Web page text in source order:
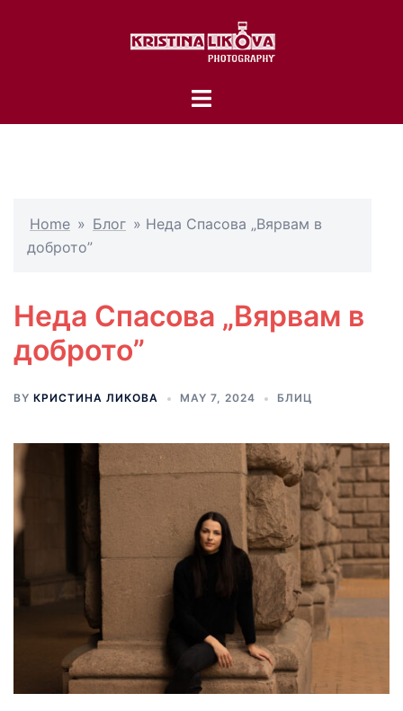
Toggle
Home » Блог » Неда Спасова „Вярвам в
доброто”
Неда Спасова „Вярвам в
доброто”
BY КРИСТИНА ЛИКОВА MAY 7, 2024 БЛИЦ